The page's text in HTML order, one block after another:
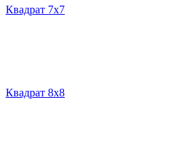
Квадрат 7х7
Квадрат 8х8